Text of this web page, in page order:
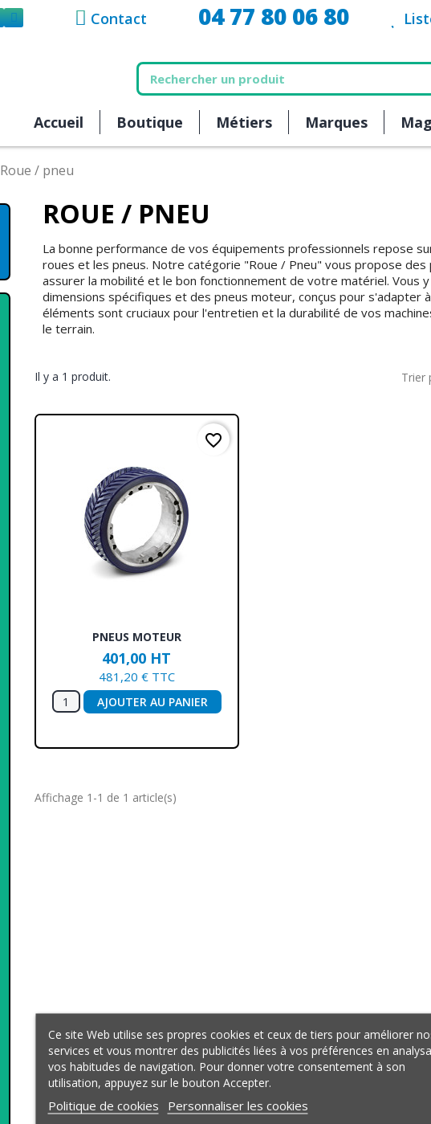
Contact 04 77 80 06 80
Accueil Boutique Métiers Marques
Roue / pneu
ROUE / PNEU
La bonne performance de vos équipements professionnels repose
roues et les pneus. Notre catégorie "Roue / Pneu" vous propose
assurer la mobilité et le bon fonctionnement de votre matériel. Vous
dimensions spécifiques et des pneus moteur, conçus pour s'adapter
éléments sont cruciaux pour l'entretien et la durabilité de vos
le terrain.
Il y a 1 produit. Trier
Aperçu rapide
PNEUS MOTEUR
401,00 HT
481,20 € TTC
AJOUTER AU PANIER
favorite_border
Affichage 1-1 de 1 article(s)
Ce site Web utilise ses propres cookies et ceux de tiers pour améliorer
services et vous montrer des publicités liées à vos préférences en
vos habitudes de navigation. Pour donner votre consentement à son
utilisation, appuyez sur le bouton Accepter.
Politique de cookies Personnaliser les cookies